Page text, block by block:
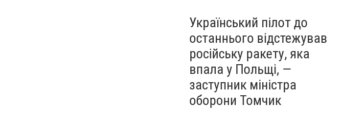
Український пілот до
останнього відстежував
російську ракету, яка
впала у Польщі, —
заступник міністра
оборони Томчик